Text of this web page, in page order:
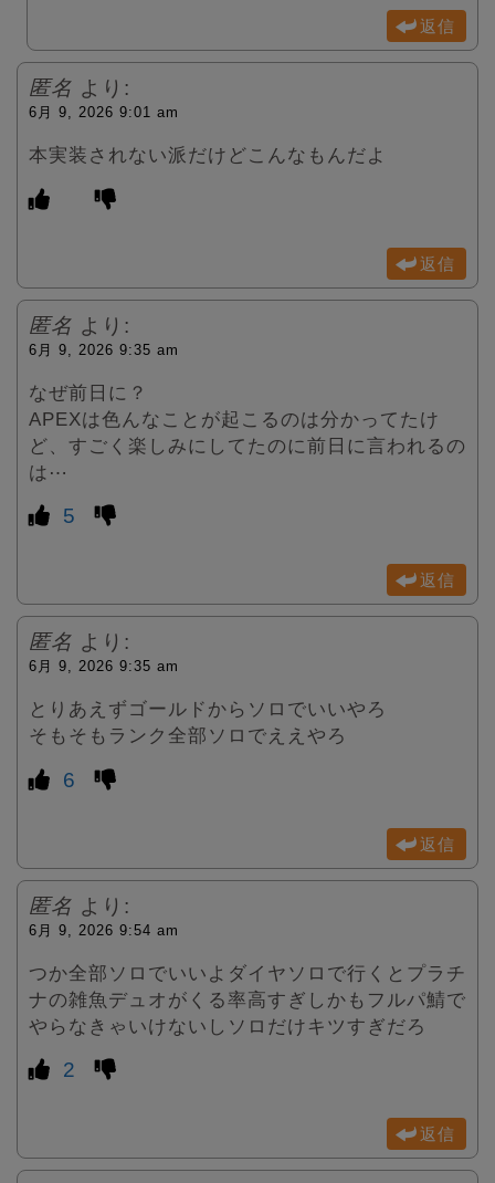
返信
匿名 より:
6月 9, 2026 9:01 am
本実装されない派だけどこんなもんだよ
返信
匿名 より:
6月 9, 2026 9:35 am
なぜ前日に？
APEXは色んなことが起こるのは分かってたけ
ど、すごく楽しみにしてたのに前日に言われるの
は⋯
5
返信
匿名 より:
6月 9, 2026 9:35 am
とりあえずゴールドからソロでいいやろ
そもそもランク全部ソロでええやろ
6
返信
匿名 より:
6月 9, 2026 9:54 am
つか全部ソロでいいよダイヤソロで行くとプラチ
ナの雑魚デュオがくる率高すぎしかもフルパ鯖で
やらなきゃいけないしソロだけキツすぎだろ
2
返信